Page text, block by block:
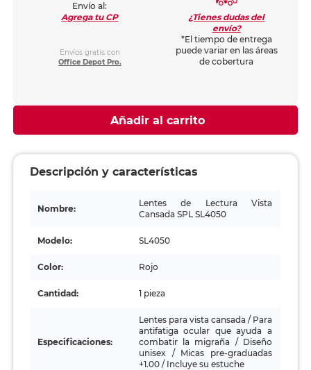
Envío al:
Agrega tu CP
Envíos gratis con
Office Depot Pro.
¿Tienes dudas del
envío?
*El tiempo de entrega
puede variar en las áreas
de cobertura
Añadir al carrito
Descripción y características
Nombre:
Lentes de Lectura Vista
Cansada SPL SL4050
Modelo: SL4050
Color: Rojo
Cantidad: 1 pieza
Especificaciones:
Lentes para vista cansada / Para
antifatiga ocular que ayuda a
combatir la migraña / Diseño
unisex / Micas pre-graduadas
+1.00 / Incluye su estuche